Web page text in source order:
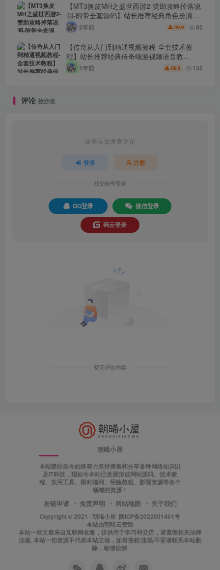
【MT3换皮MH之盛世西游2-赞助攻略掉落说
明-附带全套源码】站长推荐经典角色扮演类
Q萌卡通剧情任务回合手游-2024年7月20日
最新打包Linux服务端源码视频架设教程-多功
能GM网页后台工具-安卓苹果ios双端版本！
2年前 R9.9 92
【传奇从入门到精通视频教程-全套技术教
程】站长推荐经典传奇端游视频语音教
程-2024年7月20日最新打包整理-0从基础新
手到精通-传奇全套技术教学！
1年前 R9.9 135
评论 抢沙发
请登录后发表评论
登录 注册
社交账号登录
QQ登录 微信登录
码云登录
暂无评论内容
朝晞小屋
本站建站至今始终努力坚持搜集和分享各种网络知识以
及IT科技，现如今本站已发展形成网站源码、技术教
程、实用工具、限时福利、经验教程、影视资源等各个
领域的资源！
友链申请 免责声明 网站地图 关于我们
Copyright © 2021 · 朝晞小屋 陕ICP备2022001461号
本站由朝晞云赞助
本站一些文章来自互联网收集，仅供用于学习和交流，请遵循相关法律
法规. 本站一切资源不代表本站立场，如有侵权/违规/不妥请联系本站删
除，敬请谅解.